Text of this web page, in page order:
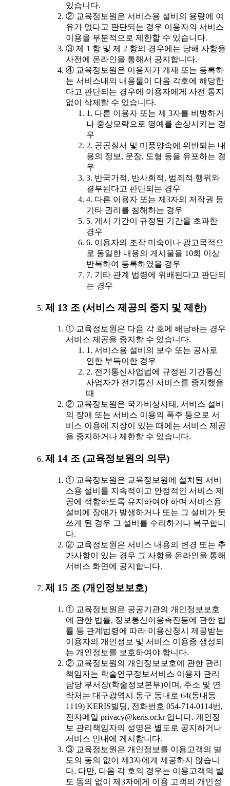
있습니다.
② 교육정보원은 서비스용 설비의 용량에 여
유가 없다고 판단되는 경우 이용자의 서비스
이용을 부분적으로 제한할 수 있습니다.
③ 제 1 항 및 제 2 항의 경우에는 당해 사항을
사전에 온라인을 통해서 공지합니다.
④ 교육정보원은 이용자가 게재 또는 등록하
는 서비스내의 내용물이 다음 각호에 해당한
다고 판단되는 경우에 이용자에게 사전 통지
없이 삭제할 수 있습니다.
1. 다른 이용자 또는 제 3자를 비방하거
나 중상모략으로 명예를 손상시키는 경
우
2. 공공질서 및 미풍양속에 위반되는 내
용의 정보, 문장, 도형 등을 유포하는 경
우
3. 반국가적, 반사회적, 범죄적 행위와
결부된다고 판단되는 경우
4. 다른 이용자 또는 제3자의 저작권 등
기타 권리를 침해하는 경우
5. 게시 기간이 규정된 기간을 초과한
경우
6. 이용자의 조작 미숙이나 광고목적으
로 동일한 내용의 게시물을 10회 이상
반복하여 등록하였을 경우
7. 기타 관계 법령에 위배된다고 판단되
는 경우
제 13 조 (서비스 제공의 중지 및 제한)
① 교육정보원은 다음 각 호에 해당하는 경우
서비스 제공을 중지할 수 있습니다.
1. 서비스용 설비의 보수 또는 공사로
인한 부득이한 경우
2. 전기통신사업법에 규정된 기간통신
사업자가 전기통신 서비스를 중지했을
때
② 교육정보원은 국가비상사태, 서비스 설비
의 장애 또는 서비스 이용의 폭주 등으로 서
비스 이용에 지장이 있는 때에는 서비스 제공
을 중지하거나 제한할 수 있습니다.
제 14 조 (교육정보원의 의무)
① 교육정보원은 교육정보원에 설치된 서비
스용 설비를 지속적이고 안정적인 서비스 제
공에 적합하도록 유지하여야 하며 서비스용
설비에 장애가 발생하거나 또는 그 설비가 못
쓰게 된 경우 그 설비를 수리하거나 복구합니
다.
② 교육정보원은 서비스 내용의 변경 또는 추
가사항이 있는 경우 그 사항을 온라인을 통해
서비스 화면에 공지합니다.
제 15 조 (개인정보보호)
① 교육정보원은 공공기관의 개인정보보호
에 관한 법률, 정보통신이용촉진등에 관한 법
률 등 관계법령에 따라 이용신청시 제공받는
이용자의 개인정보 및 서비스 이용중 생성되
는 개인정보를 보호하여야 합니다.
② 교육정보원의 개인정보보호에 관한 관리
책임자는 학술연구정보서비스 이용자 관리
담당 부서장(학술정보본부)이며, 주소 및 연
락처는 대구광역시 동구 동내로 64(동내동
1119) KERIS빌딩, 전화번호 054-714-0114번,
전자메일 privacy@keris.or.kr 입니다. 개인정
보 관리책임자의 성명은 별도로 공지하거나
서비스 안내에 게시합니다.
③ 교육정보원은 개인정보를 이용고객의 별
도의 동의 없이 제3자에게 제공하지 않습니
다. 다만, 다음 각 호의 경우는 이용고객의 별
도 동의 없이 제3자에게 이용 고객의 개인정